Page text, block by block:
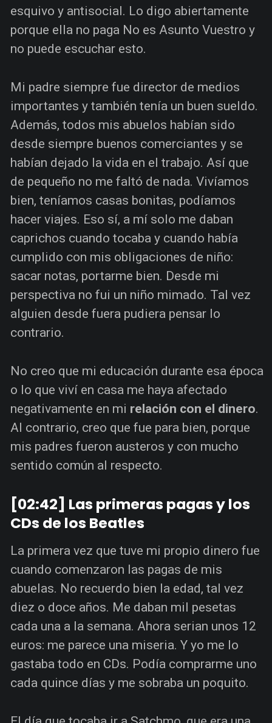
esquivo y antisocial. Lo digo abiertamente
porque ella no paga No es Asunto Vuestro y
no puede escuchar esto.
Mi padre siempre fue director de medios
importantes y también tenía un buen sueldo.
Además, todos mis abuelos habían sido
desde siempre buenos comerciantes y se
habían dejado la vida en el trabajo. Así que
de pequeño no me faltó de nada. Vivíamos
bien, teníamos casas bonitas, podíamos
hacer viajes. Eso sí, a mí solo me daban
caprichos cuando tocaba y cuando había
cumplido con mis obligaciones de niño:
sacar notas, portarme bien. Desde mi
perspectiva no fui un niño mimado. Tal vez
alguien desde fuera pudiera pensar lo
contrario.
No creo que mi educación durante esa época
o lo que viví en casa me haya afectado
negativamente en mi relación con el dinero.
Al contrario, creo que fue para bien, porque
mis padres fueron austeros y con mucho
sentido común al respecto.
[02:42] Las primeras pagas y los
CDs de los Beatles
La primera vez que tuve mi propio dinero fue
cuando comenzaron las pagas de mis
abuelas. No recuerdo bien la edad, tal vez
diez o doce años. Me daban mil pesetas
cada una a la semana. Ahora serian unos 12
euros: me parece una miseria. Y yo me lo
gastaba todo en CDs. Podía comprarme uno
cada quince días y me sobraba un poquito.